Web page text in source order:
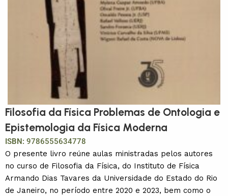
Filosofia da Física Problemas de Ontologia e
Epistemologia da Física Moderna
ISBN: 9786555634778
O presente livro reúne aulas ministradas pelos autores
no curso de Filosofia da Física, do Instituto de Física
Armando Dias Tavares da Universidade do Estado do Rio
de Janeiro, no período entre 2020 e 2023, bem como o